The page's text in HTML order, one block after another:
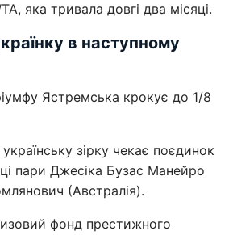
яка тривала довгі два місяці.
в наступному
Ястремська крокує до 1/8
зірку чекає поєдинок
пари Джесіка Бузас Манейро
(Австралія).
фонд престижного